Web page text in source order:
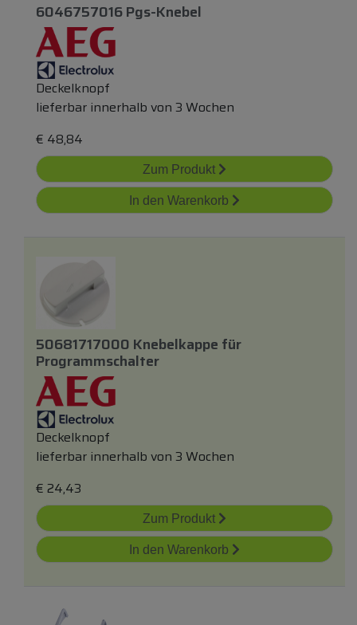
6046757016 Pgs-Knebel
Deckelknopf
lieferbar innerhalb von 3 Wochen
€ 48,84
Zum Produkt
In den Warenkorb
50681717000 Knebelkappe für
Programmschalter
Deckelknopf
lieferbar innerhalb von 3 Wochen
€ 24,43
Zum Produkt
In den Warenkorb